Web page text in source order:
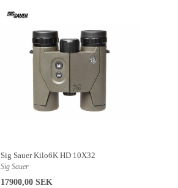
Sig Sauer Kilo6K HD 10X32
Sig Sauer
17900,00 SEK